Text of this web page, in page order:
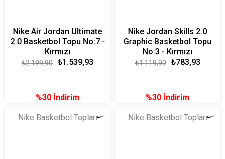
Nike Air Jordan Ultimate
2.0 Basketbol Topu No:7 -
Kırmızı
₺1.539,93
₺2.199,90
%30 İndirim
Nike Jordan Skills 2.0
Graphic Basketbol Topu
No:3 - Kırmızı
₺783,93
₺1.119,90
%30 İndirim
Nike Basketbol Topları Nike Basketbol Topları